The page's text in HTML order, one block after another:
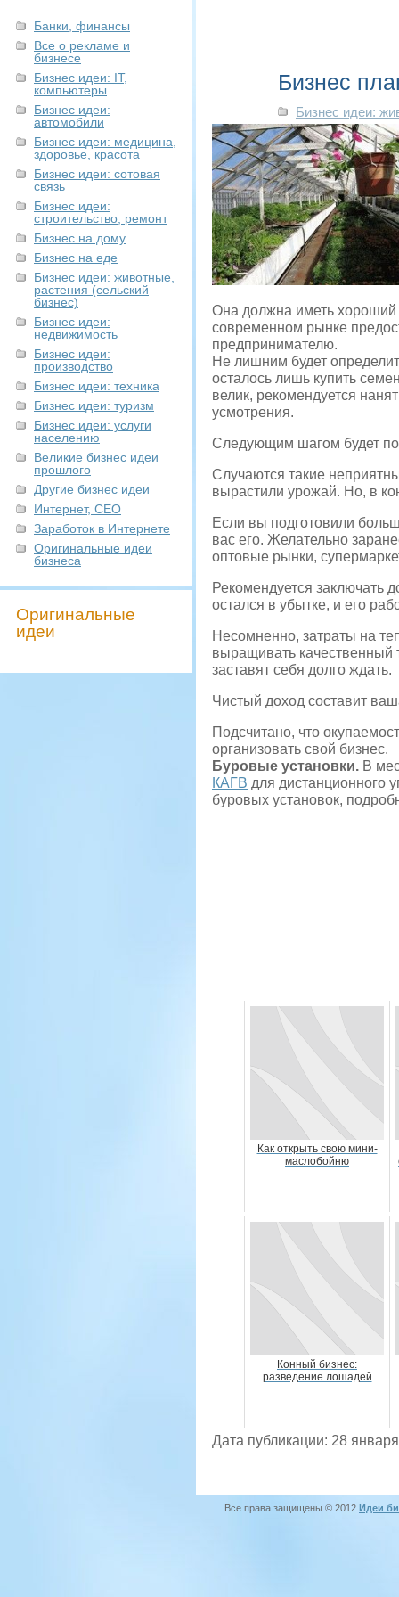
Банки, финансы
Все о рекламе и
бизнесе
Бизнес идеи: IT,
компьютеры
Бизнес идеи:
автомобили
Бизнес идеи: медицина,
здоровье, красота
Бизнес идеи: сотовая
связь
Бизнес идеи:
строительство, ремонт
Бизнес на дому
Бизнес на еде
Бизнес идеи: животные,
растения (сельский
бизнес)
Бизнес идеи:
недвижимость
Бизнес идеи:
производство
Бизнес идеи: техника
Бизнес идеи: туризм
Бизнес идеи: услуги
населению
Великие бизнес идеи
прошлого
Другие бизнес идеи
Интернет, СЕО
Заработок в Интернете
Оригинальные идеи
бизнеса
Оригинальные
идеи
Бизнес
Бизнес идеи:
Она должна иметь хороший
современном рынке
предпринимателю.
Не лишним будет
осталось лишь купить
велик, рекомендуется
усмотрения.
Следующим шагом будет
Случаются такие
вырастили урожай. Но, в
Если вы подготовили
вас его. Желательно
оптовые рынки,
Рекомендуется заключать
остался в убытке, и его
Несомненно, затраты на
выращивать качественный
заставят себя долго ждать.
Чистый доход составит
Подсчитано, что
организовать свой бизнес.
Буровые установки. В
КАГВ для дистанционного
буровых установок,
Как открыть свою мини-
маслобойню
Конный бизнес:
разведение лошадей
Дата публикации: 28
Все права защищены © 2012 Идеи